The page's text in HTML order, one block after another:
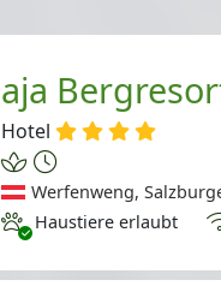
aja
Hotel
Werfenweng,
Haustiere erlaubt
Haustiere erlaubt